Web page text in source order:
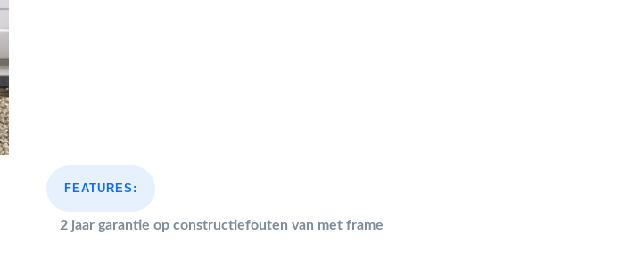
FEATURES:
2 jaar garantie op constructiefouten van met frame